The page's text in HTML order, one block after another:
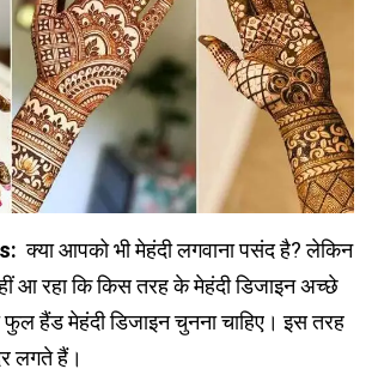
क्या आपको भी मेहंदी लगवाना पसंद है? लेकिन
आ रहा कि किस तरह के मेहंदी डिजाइन अच्छे
हैंड मेहंदी डिजाइन चुनना चाहिए। इस तरह
लगते हैं।